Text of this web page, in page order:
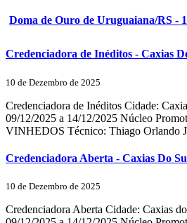
Doma de Ouro de Uruguaiana/RS -
Credenciadora de Inéditos - Caxias
10 de Dezembro de 2025
Credenciadora de Inéditos Cidade:
09/12/2025 a 14/12/2025 Núcleo
VINHEDOS Técnico: Thiago Orlando
Credenciadora Aberta - Caxias Do
10 de Dezembro de 2025
Credenciadora Aberta Cidade: Caxias